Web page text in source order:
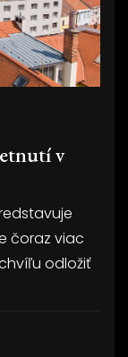
v
čoraz viac
odložiť